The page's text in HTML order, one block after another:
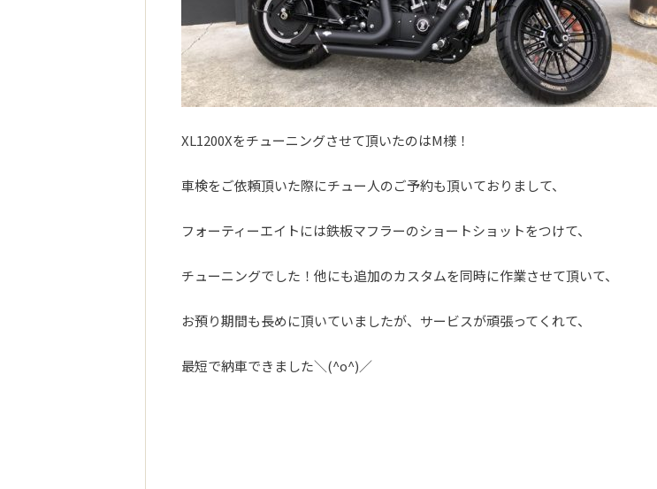
XL1200Xをチューニングさせて頂いたのはM様！
車検をご依頼頂いた際にチュー人のご予約も頂いておりまして、
フォーティーエイトには鉄板マフラーのショートショットをつけて、
チューニングでした！他にも追加のカスタムを同時に作業させて頂いて、
お預り期間も長めに頂いていましたが、サービスが頑張ってくれて、
最短で納車できました＼(^o^)／